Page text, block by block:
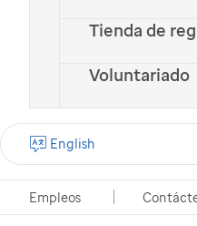
Tienda de
Voluntariado
Empleos
English
, paciente deSt. Jude
¿Cuáles